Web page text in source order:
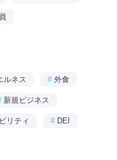
ルネス # 外食
新規ビジネス
リティ # DEI